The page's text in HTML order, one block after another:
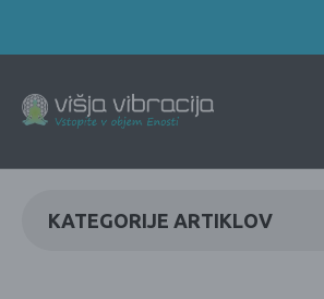
KATEGORIJE ARTIKLOV